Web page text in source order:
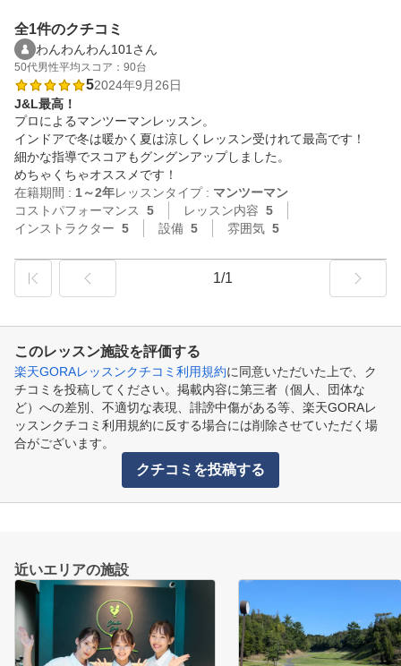
全1件のクチコミ
わんわんわん101さん
50代男性平均スコア：90台
52024年9月26日
J&L最高！
プロによるマンツーマンレッスン。
インドアで冬は暖かく夏は涼しくレッスン受けれて最高です！
細かな指導でスコアもグングンアップしました。
めちゃくちゃオススメです！
在籍期間 : 1～2年レッスンタイプ : マンツーマン
コストパフォーマンス
5 レッスン内容 5
インストラクター 5 設備 5 雰囲気 5
1/1
このレッスン施設を評価する
楽天GORAレッスンクチコミ利用規約に同意いただいた上で、ク
チコミを投稿してください。掲載内容に第三者（個人、団体な
ど）への差別、不適切な表現、誹謗中傷がある等、楽天GORAレ
ッスンクチコミ利用規約に反する場合には削除させていただく場
合がございます。
クチコミを投稿する
近いエリアの施設